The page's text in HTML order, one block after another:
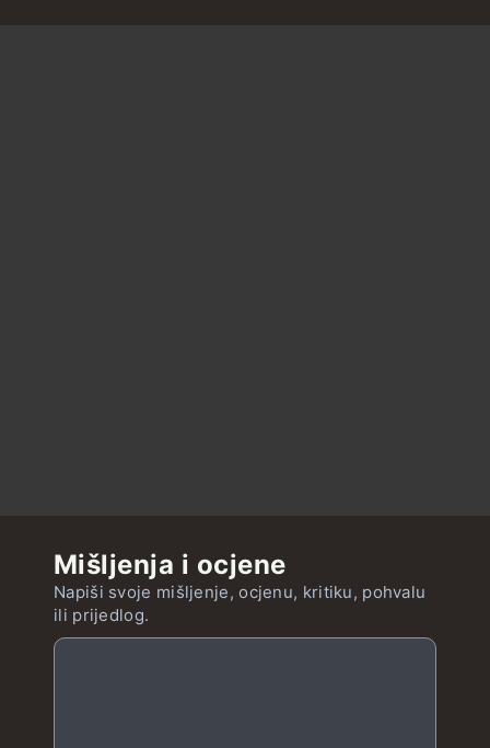
Mišljenja i ocjene
Napiši svoje mišljenje, ocjenu, kritiku, pohvalu
ili prijedlog.